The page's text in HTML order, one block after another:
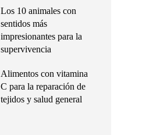
Los 10 animales con
sentidos más
impresionantes para la
supervivencia
Alimentos con vitamina
C para la reparación de
tejidos y salud general